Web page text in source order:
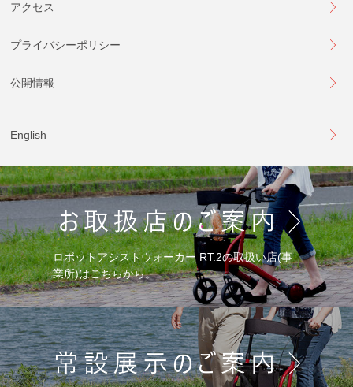
アクセス
プライバシーポリシー
公開情報
English
ロボットアシストウォーカー RT.2の取扱い店(事
業所)はこちらから。